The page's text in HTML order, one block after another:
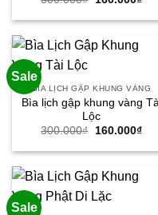
là:
tại
Sale
BÌA LỊCH GẬP KHUNG VÀNG
Bìa lịch gập khung vàng
Lộc
300.000₫
Giá
là:
160.000₫Giá
tại
Sale